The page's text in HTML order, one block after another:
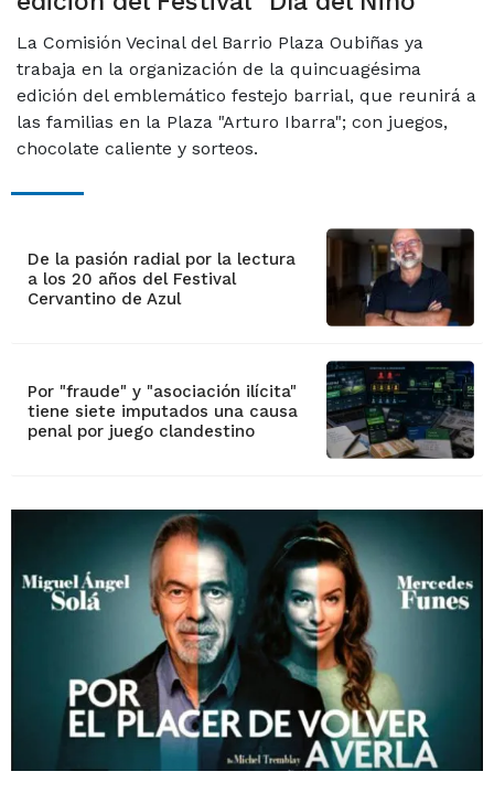
La Comisión Vecinal del Barrio Plaza Oubiñas ya
trabaja en la organización de la quincuagésima
edición del emblemático festejo barrial, que reunirá a
las familias en la Plaza "Arturo Ibarra"; con juegos,
chocolate caliente y sorteos.
De la pasión radial por la lectura
a los 20 años del Festival
Cervantino de Azul
Por "fraude" y "asociación ilícita"
tiene siete imputados una causa
penal por juego clandestino